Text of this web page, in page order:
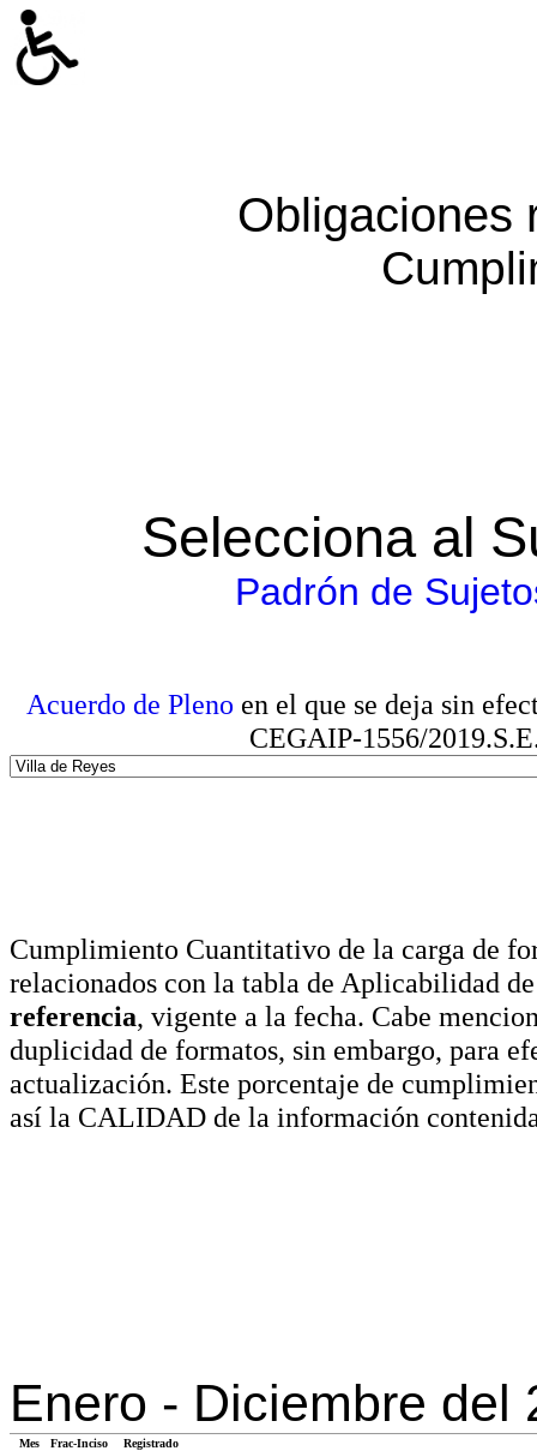
Obligaciones
Selecciona al
Padrón de
Acuerdo de Pleno en el que se deja sin
CEGAIP-1556/
Cumplimiento Cuantitativo de la carga de
relacionados con la tabla de Aplicabilidad
referencia, vigente a la fecha. Cabe
duplicidad de formatos, sin embargo, para
actualización. Este porcentaje de
así la CALIDAD de la información
Enero - Diciembre del
Mes Frac-Inciso Registrado